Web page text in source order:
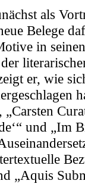
als
Belege
in
er, wie
„Carsten
und „Im
„Aquis